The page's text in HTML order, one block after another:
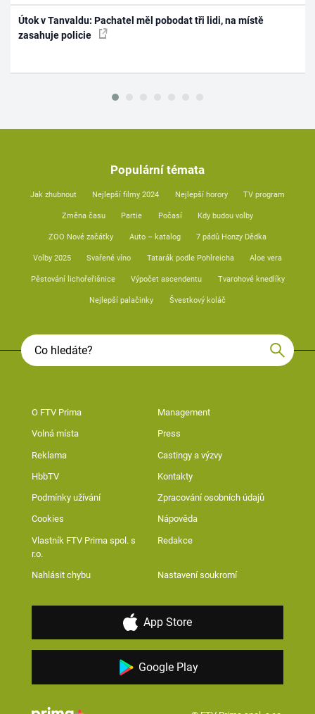
Útok v Tanvaldu: Pachatel měl pobodat tři lidi, na místě
zasahuje policie
Populární témata
Jak zhubnout Nejlepší filmy 2024 Nejlepší horory TV program
Změna času Partie Počasí Kdy budou volby
ZOO Nové začátky Auto – katalog 7 pádů Honzy Dědka
Volby 2025 Svařené víno Tatarák podle Pohlreicha Aloe vera
Pěstování lichořeřišnice Výpočet ascendentu Tvarohové knedlíky
Nejlepší palačinky Švestkový koláč
O FTV Prima Management
Volná místa Press
Reklama Castingy a výzvy
HbbTV Kontakty
Podmínky užívání Zpracování osobních údajů
Cookies Nápověda
Vlastník FTV Prima spol. s
r.o.
Redakce
Nahlásit chybu Nastavení soukromí
App Store
Google Play